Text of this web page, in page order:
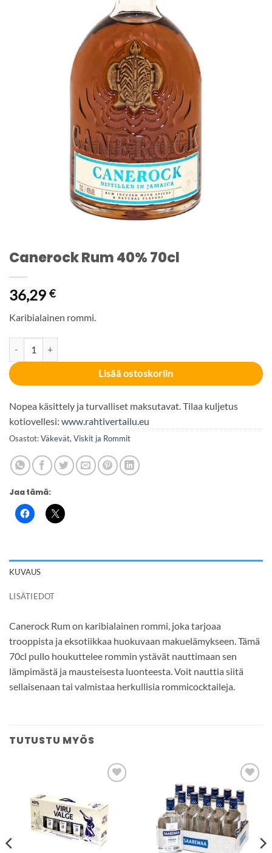
Canerock Rum 40% 70cl
36,29 €
Karibialainen rommi.
Lisää ostoskoriin
Nopea käsittely ja turvalliset maksutavat. Tilaa kuljetus
kotiovellesi: www.rahtivertailu.eu
Osastot:Väkevät, Viskit ja Rommit
Jaa tämä:
KUVAUS
LISÄTIEDOT
Canerock Rum on karibialainen rommi, joka tarjoaa
trooppista ja eksotiikkaa huokuvaan makuelämykseen. Tämä
70cl pullo houkuttelee rommin ystävät nauttimaan sen
lämpimästä ja mausteisesta luonteesta. Voit nauttia siitä
sellaisenaan tai valmistaa herkullisia rommicocktaileja.
TUTUSTU MYÖS
Add to
wishlist